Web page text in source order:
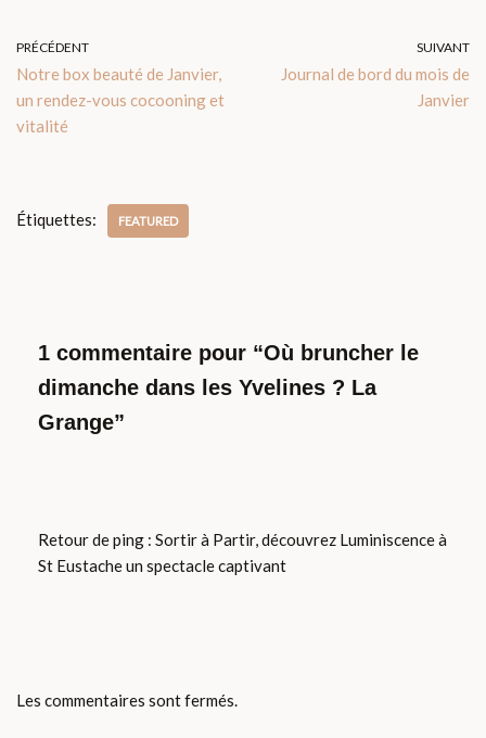
PRÉCÉDENT
Notre box beauté de Janvier,
un rendez-vous cocooning et
vitalité
SUIVANT
Journal de bord du mois de
Janvier
Étiquettes: FEATURED
1 commentaire pour “Où bruncher le
dimanche dans les Yvelines ? La
Grange”
Retour de ping : Sortir à Partir, découvrez Luminiscence à
St Eustache un spectacle captivant
Les commentaires sont fermés.